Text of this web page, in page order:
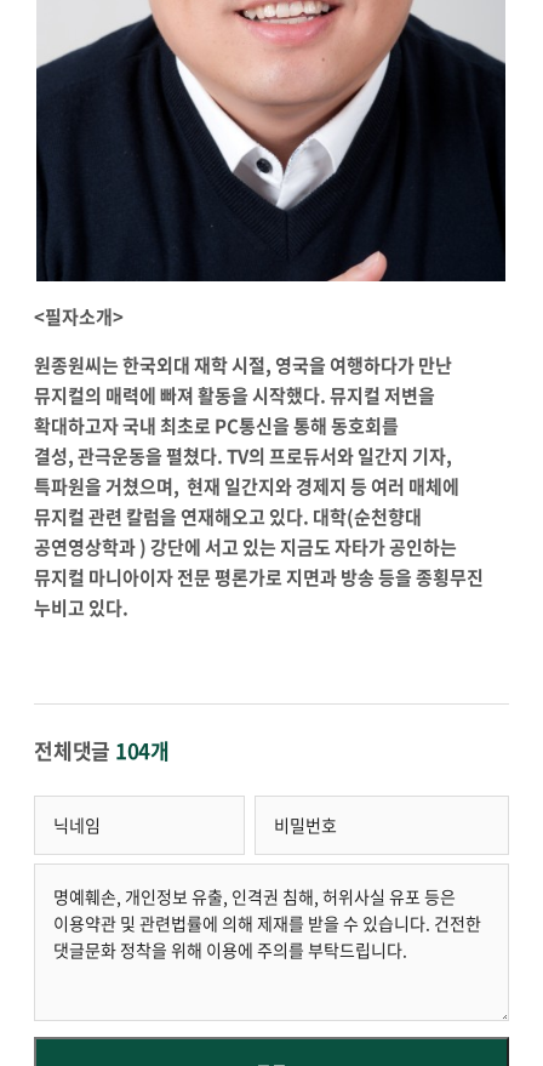
<필자소개>
원종원씨는 한국외대 재학 시절,영국을 여행하다가 만난
뮤지컬의 매력에 빠져 활동을 시작했다.뮤지컬 저변을
확대하고자 국내 최초로PC통신을 통해 동호회를
결성,관극운동을 펼쳤다. TV의 프로듀서와 일간지 기자,
특파원을 거쳤으며,현재 일간지와 경제지 등 여러 매체에
뮤지컬 관련 칼럼을 연재해오고 있다. 대학(순천향대
공연영상학과)강단에 서고 있는 지금도 자타가 공인하는
뮤지컬 마니아이자 전문 평론가로 지면과 방송 등을 종횡무진
누비고 있다.
전체댓글 104개